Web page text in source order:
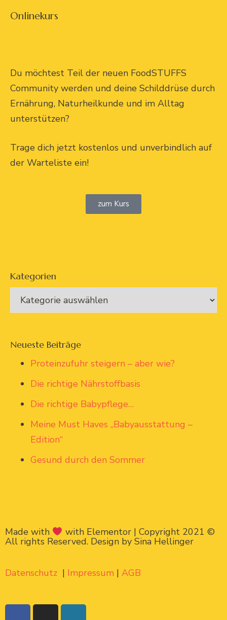
Onlinekurs
Du möchtest Teil der neuen FoodSTUFFS
Community werden und deine Schilddrüse durch
Ernährung, Naturheilkunde und im Alltag
unterstützen?
Trage dich jetzt kostenlos und unverbindlich auf
der Warteliste ein!
zum Kurs
Kategorien
Neueste Beiträge
Proteinzufuhr steigern – aber wie?
Die richtige Nährstoffbasis
Die richtige Babypflege…
Meine Must Haves „Babyausstattung –
Edition“
Gesund durch den Sommer
Made with with Elementor | Copyright 2021 ©
All rights Reserved. Design by Sina Hellinger
Datenschutz | Impressum | AGB